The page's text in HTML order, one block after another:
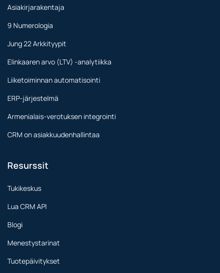
Asiakirjarakentaja
9 Numerologia
Jung 22 Arkkityypit
Elinkaaren arvo (LTV) -analytiikka
Liiketoiminnan automatisointi
ERP-järjestelmä
Armenialais-verotuksen integrointi
CRM on asiakkuudenhallintaa
Resurssit
Tukikeskus
Lua CRM API
Blogi
Menestystarinat
Tuotepäivitykset